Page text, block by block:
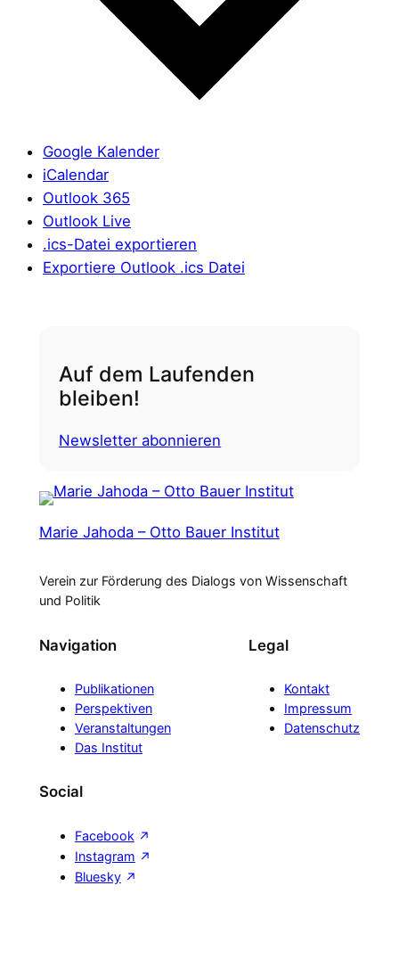
Google Kalender
iCalendar
Outlook 365
Outlook Live
.ics-Datei exportieren
Exportiere Outlook .ics Datei
Auf dem Laufenden
bleiben!
Newsletter abonnieren
Marie Jahoda – Otto Bauer Institut
Verein zur Förderung des Dialogs von Wissenschaft
und Politik
Navigation
Publikationen
Perspektiven
Veranstaltungen
Das Institut
Legal
Kontakt
Impressum
Datenschutz
Social
Facebook
Instagram
Bluesky